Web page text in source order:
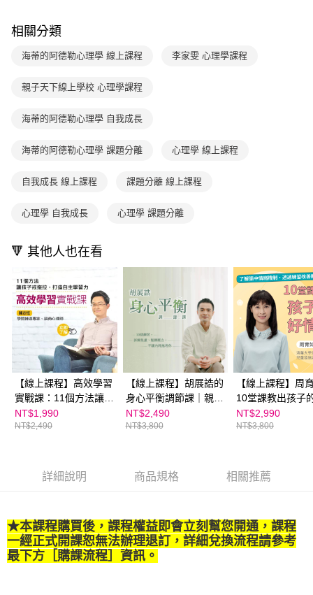
相關分類
海蒂的阿德勒心理學 線上課程 李家雯 心理學課程
親子天下線上學校 心理學課程
海蒂的阿德勒心理學 自我成長
海蒂的阿德勒心理學 課題分離 心理學 線上課程
自我成長 線上課程 課題分離 線上課程
心理學 自我成長 心理學 課題分離
🔻 其他人也在看
【線上課程】高效學習
實戰課：11個方法讓孩
子戒拖拉，打造自主學
習力｜小學生首選｜親
NT$1,990
NT$2,490
【線上課程】胡展誥的
身心平衡調節課｜親子
天下線上學校
NT$2,490
NT$3,800
【線上課程】周
10堂課教出孩子
緒｜親子天下線
NT$2,990
NT$3,800
詳細說明 商品規格 相關推薦
★本課程購買後，課程權益即會立刻幫您開通，課程
一經正式開課恕無法辦理退訂，詳細兌換流程請參考
最下方［購課流程］資訊。